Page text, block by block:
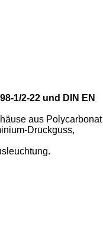
1/2-22 und DIN EN
aus Polycarbonat
Druckguss,